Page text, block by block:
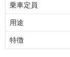
乗車定員
用途
特徴